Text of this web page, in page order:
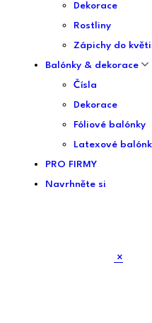
Dekorace
Rostliny
Zápichy do
Balónky & dekorace
Čísla
Dekorace
Fóliové balónky
Latexové
PRO FIRMY
Navrhněte si
×